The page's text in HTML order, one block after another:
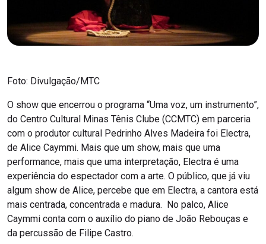
Foto: Divulgação/MTC
O show que encerrou o programa “Uma voz, um instrumento”,
do Centro Cultural Minas Tênis Clube (CCMTC) em parceria
com o produtor cultural Pedrinho Alves Madeira foi Electra,
de Alice Caymmi. Mais que um show, mais que uma
performance, mais que uma interpretação, Electra é uma
experiência do espectador com a arte. O público, que já viu
algum show de Alice, percebe que em Electra, a cantora está
mais centrada, concentrada e madura. No palco, Alice
Caymmi conta com o auxílio do piano de João Rebouças e
da percussão de Filipe Castro.